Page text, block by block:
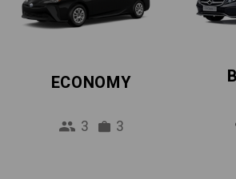
ECONOMY
3 3